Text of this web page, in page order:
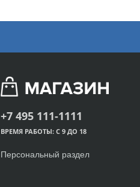
+7 495 111-1111
ВРЕМЯ РАБОТЫ: С 9 ДО 18
Персональный раздел